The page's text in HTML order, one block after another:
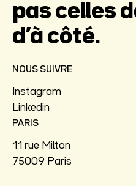
pas celles
d’à côté.
NOUS SUIVRE
Instagram
Linkedin
PARIS
11 rue Milton
75009 Paris